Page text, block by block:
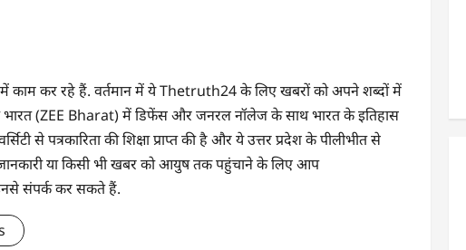
में काम कर रहे हैं. वर्तमान में ये Thetruth24 के लिए खबरों को अपने शब्दों में
भारत (ZEE Bharat) में डिफेंस और जनरल नॉलेज के साथ भारत के इतिहास
से पत्रकारिता की शिक्षा प्राप्त की है और ये उत्तर प्रदेश के पीलीभीत से
या किसी भी खबर को आयुष तक पहुंचाने के लिए आप
संपर्क कर सकते हैं.